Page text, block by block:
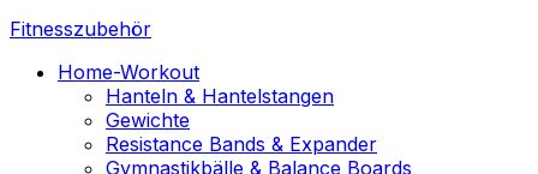
Fitnesszubehör
Home-Workout
Hanteln & Hantelstangen
Gewichte
Resistance Bands & Expander
Gymnastikbälle & Balance Boards